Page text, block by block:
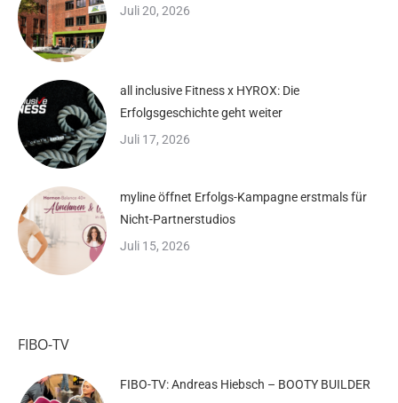
Juli 20, 2026
all inclusive Fitness x HYROX: Die
Erfolgsgeschichte geht weiter
Juli 17, 2026
myline öffnet Erfolgs-Kampagne erstmals für
Nicht-Partnerstudios
Juli 15, 2026
FIBO-TV
FIBO-TV: Andreas Hiebsch – BOOTY BUILDER